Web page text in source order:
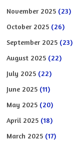
November 2025 (23)
October 2025 (26)
September 2025 (23)
August 2025 (22)
July 2025 (22)
June 2025 (11)
May 2025 (20)
April 2025 (18)
March 2025 (17)